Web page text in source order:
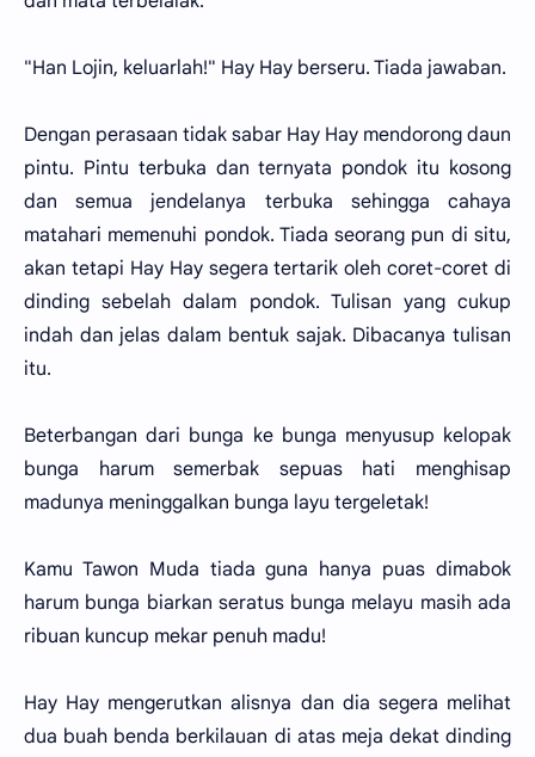
"Han Lojin, keluarlah!" Hay Hay berseru. Tiada jawaban.
Dengan perasaan tidak sabar Hay Hay mendorong daun
pintu. Pintu terbuka dan ternyata pondok itu kosong
dan semua jendelanya terbuka sehingga cahaya
matahari memenuhi pondok. Tiada seorang pun di situ,
akan tetapi Hay Hay segera tertarik oleh coret-coret di
dinding sebelah dalam pondok. Tulisan yang cukup
indah dan jelas dalam bentuk sajak. Dibacanya tulisan
itu.
Beterbangan dari bunga ke bunga menyusup kelopak
bunga harum semerbak sepuas hati menghisap
madunya meninggalkan bunga layu tergeletak!
Kamu Tawon Muda tiada guna hanya puas dimabok
harum bunga biarkan seratus bunga melayu masih ada
ribuan kuncup mekar penuh madu!
Hay Hay mengerutkan alisnya dan dia segera melihat
dua buah benda berkilauan di atas meja dekat dinding